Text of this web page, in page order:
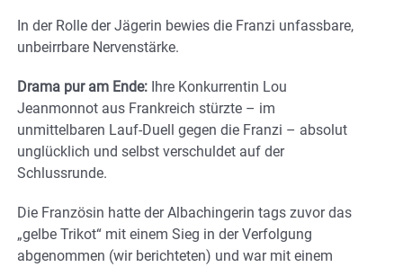
In der Rolle der Jägerin bewies die Franzi unfassbare,
unbeirrbare Nervenstärke.
Drama pur am Ende: Ihre Konkurrentin Lou
Jeanmonnot aus Frankreich stürzte – im
unmittelbaren Lauf-Duell gegen die Franzi – absolut
unglücklich und selbst verschuldet auf der
Schlussrunde.
Die Französin hatte der Albachingerin tags zuvor das
„gelbe Trikot“ mit einem Sieg in der Verfolgung
abgenommen (wir berichteten) und war mit einem